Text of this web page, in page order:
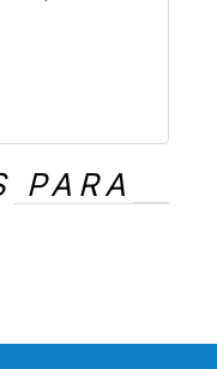
PARA